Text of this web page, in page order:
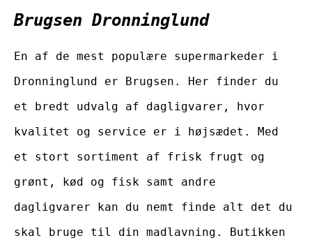
Brugsen Dronninglund
En af de mest populære supermarkeder i
Dronninglund er Brugsen. Her finder du
et bredt udvalg af dagligvarer, hvor
kvalitet og service er i højsædet. Med
et stort sortiment af frisk frugt og
grønt, kød og fisk samt andre
dagligvarer kan du nemt finde alt det du
skal bruge til din madlavning. Butikken